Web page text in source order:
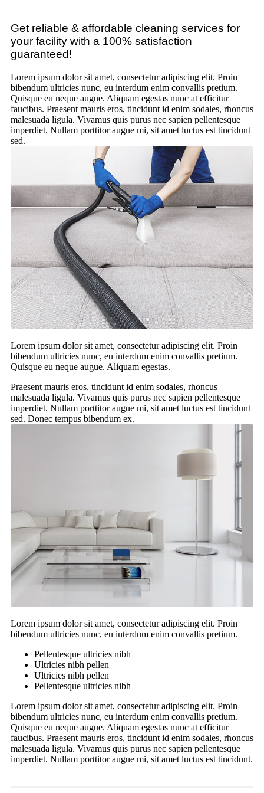
Get reliable & affordable cleaning services for
your facility with a 100% satisfaction
guaranteed!
Lorem ipsum dolor sit amet, consectetur adipiscing elit. Proin
bibendum ultricies nunc, eu interdum enim convallis pretium.
Quisque eu neque augue. Aliquam egestas nunc at efficitur
faucibus. Praesent mauris eros, tincidunt id enim sodales, rhoncus
malesuada ligula. Vivamus quis purus nec sapien pellentesque
imperdiet. Nullam porttitor augue mi, sit amet luctus est tincidunt
sed.
Lorem ipsum dolor sit amet, consectetur adipiscing elit. Proin
bibendum ultricies nunc, eu interdum enim convallis pretium.
Quisque eu neque augue. Aliquam egestas.
Praesent mauris eros, tincidunt id enim sodales, rhoncus
malesuada ligula. Vivamus quis purus nec sapien pellentesque
imperdiet. Nullam porttitor augue mi, sit amet luctus est tincidunt
sed. Donec tempus bibendum ex.
Lorem ipsum dolor sit amet, consectetur adipiscing elit. Proin
bibendum ultricies nunc, eu interdum enim convallis pretium.
Pellentesque ultricies nibh
Ultricies nibh pellen
Ultricies nibh pellen
Pellentesque ultricies nibh
Lorem ipsum dolor sit amet, consectetur adipiscing elit. Proin
bibendum ultricies nunc, eu interdum enim convallis pretium.
Quisque eu neque augue. Aliquam egestas nunc at efficitur
faucibus. Praesent mauris eros, tincidunt id enim sodales, rhoncus
malesuada ligula. Vivamus quis purus nec sapien pellentesque
imperdiet. Nullam porttitor augue mi, sit amet luctus est tincidunt.